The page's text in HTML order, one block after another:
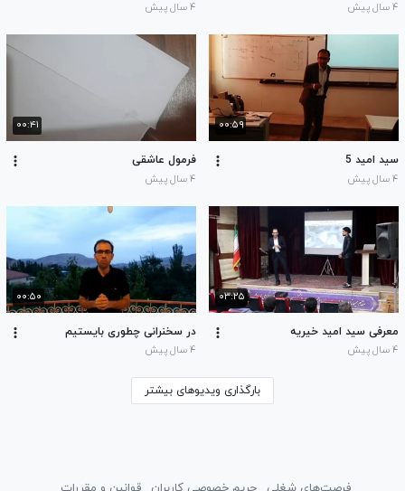
۴ سال پیش ۴ سال پیش
۰۰:۵۹
سید امید 5
۴ سال پیش
۰۰:۴۱
فرمول عاشقی
۴ سال پیش
۰۳:۲۵
معرفی سید امید خیریه
۴ سال پیش
۰۰:۵۰
در سخنرانی چطوری بایستیم
۴ سال پیش
بارگذاری ویدیوهای بیشتر